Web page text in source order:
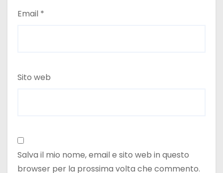
Email *
Sito web
Salva il mio nome, email e sito web in questo
browser per la prossima volta che commento.